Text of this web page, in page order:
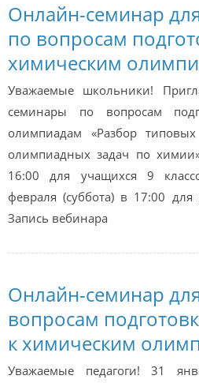
Онлайн-семинар
по вопросам
химическим
Уважаемые школьники!
семинары по вопросам
олимпиадам «Разбор
олимпиадных задач по
16:00 для учащихся 9
февраля (суббота) в 17:00 для
Запись вебинара
Онлайн-семинар
вопросам
к химическим
Уважаемые педагоги! 31